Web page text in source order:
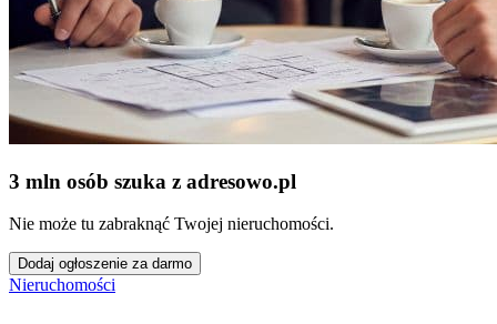
3 mln osób szuka z adresowo.pl
Nie może tu zabraknąć Twojej nieruchomości.
Dodaj ogłoszenie za darmo
Nieruchomości